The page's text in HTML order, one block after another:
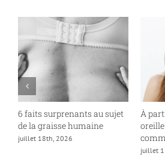
6 faits surprenants au sujet
de la graisse humaine
juillet 18th, 2026
À
juillet